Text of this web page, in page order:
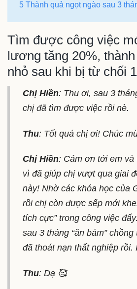
5 Thành quả ngọt ngào sau 3
Tìm được công việc
lương tăng 20%,
nhỏ sau khi bị từ chối
Chị Hiền: Thu ơi, sau 3
chị đã tìm được việc rồi nè.
Thu: Tốt quá chị ơi! Chúc
Chị Hiền: Cảm ơn tới em và
vì đã giúp chị vượt qua giai
này! Nhờ các khóa học của
rồi chị còn được sếp mới
tích cực” trong công việc
sau 3 tháng “ăn bám”
đã thoát nạn thất nghiệp rồi.
Thu: Dạ 🥰